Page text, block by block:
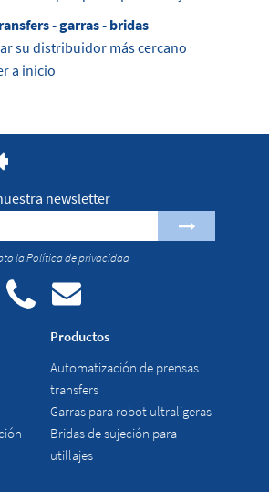
- garras - bridas
su distribuidor más cercano
a inicio
newsletter
laPolítica de privacidad
Productos
Automatización de prensas
transfers
Garras para robot ultraligeras
Bridas de sujeción para
utillajes